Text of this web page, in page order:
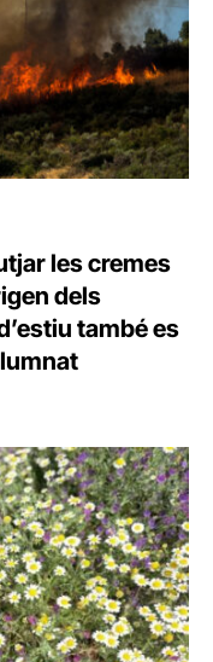
les cremes
dels
també es